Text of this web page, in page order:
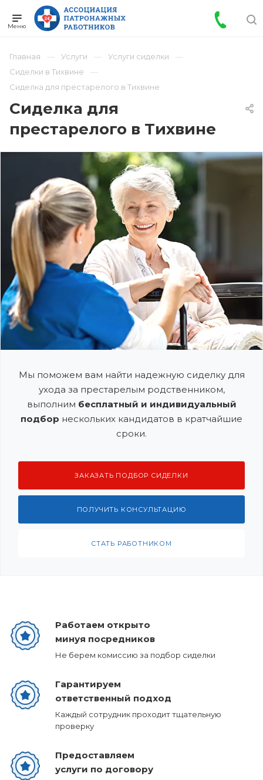
Главная Услуги
Услуги сиделки
Сиделки в Тихвине
Сиделка для престарелого в Тихвине
Сиделка для
престарелого в Тихвине
Мы поможем вам найти надежную сиделку для
ухода за престарелым родственником,
выполним бесплатный и индивидуальный
подбор нескольких кандидатов в кратчайшие
сроки.
ЗАКАЗАТЬ ПОДБОР СИДЕЛКИ
ПОЛУЧИТЬ КОНСУЛЬТАЦИЮ
СТАТЬ РАБОТНИКОМ
Работаем открыто
минуя посредников
Не берем комиссию за подбор сиделки
Гарантируем
ответственный подход
Каждый сотрудник проходит тщательную
проверку
Предоставляем
услуги по договору